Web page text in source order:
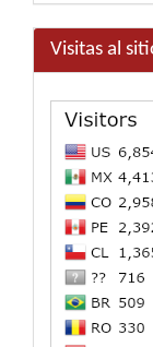
Visitas al